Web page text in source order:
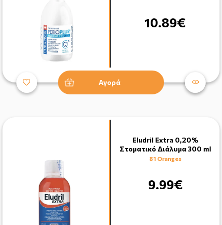
10.89€
Αγορά
Eludril Extra 0,20%
Στοματικό Διάλυμα 300 ml
81 Oranges
9.99€